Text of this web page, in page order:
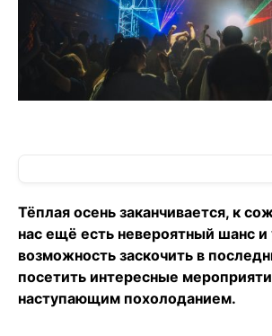
Тёплая осень заканчивается, к
нас ещё есть невероятный шанс и
возможность заскочить в
посетить интересные
наступающим похолоданием.